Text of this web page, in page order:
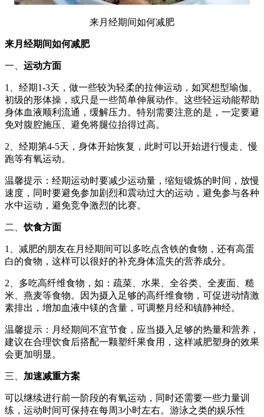
来月经期间如何减肥
来月经期间如何减肥
一、 运动方面
1、经期1-3天，做一些较为轻柔的拉伸运动，如冥想型瑜伽、
初级的形体操，或只是一些简单伸展动作。这些轻运动能帮助
身体血液顺利流通，缓解压力。特别需要注意的是，一定要避
免对腹腔施压、避免将腿位抬得过高。
2、经期第4-5天，身体开始恢复，此时可以开始进行慢走、慢
跑等有氧运动。
温馨提示：经期运动时要减少运动量，缩短锻炼的时间，放慢
速度，同时要避免参加剧烈和震动过大的运动，避免参与各种
水中运动，避免竞争激烈的比赛。
二、饮食方面
1、减肥的朋友在月经期间可以多吃点含铁的食物，还有高蛋
白的食物，这样可以很好的补充身体流失的营养成分。
2、多吃高纤维食物，如：疏菜、水果、全谷类、全麦面、糙
米、燕麦等食物。因为摄入足够的高纤维食物，可促进动情激
素排出，增加血液中镁的含量，可调整月经和镇静神经。
温馨提示：月经期间不宜节食，应当摄入足够的热量和营养，
建议在合理饮食后搭配一颗塑纤果食用，这样减肥塑身的效果
会更加明显。
三、 加速减重方案
可以继续进行前一阶段的有氧运动，同时还需要一些力量训
练，运动时间可保持在每周3小时左右。游泳之类的娱乐性